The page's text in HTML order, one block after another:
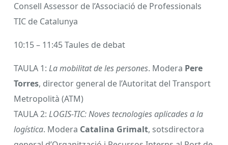
Consell Assessor de l’Associació de Professionals
TIC de Catalunya
10:15 – 11:45 Taules de debat
TAULA 1: La mobilitat de les persones. Modera Pere
Torres​, director general de l’Autoritat del Transport
Metropolità (ATM)
TAULA 2: LOGIS-TIC: Noves tecnologies aplicades a la
logística. Modera Catalina Grimalt​, sotsdirectora